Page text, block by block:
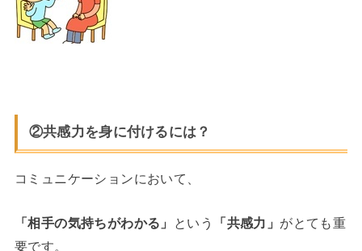
②共感力を身に付けるには？
コミュニケーションにおいて、
「相手の気持ちがわかる」 という 「共感力」 がとても重
要です。